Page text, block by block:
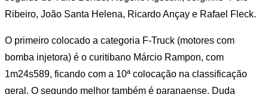
Ribeiro, João Santa Helena, Ricardo Ançay e Rafael Fleck.
O primeiro colocado a categoria F-Truck (motores com
bomba injetora) é o curitibano Márcio Rampon, com
1m24s589, ficando com a 10ª colocação na classificação
geral. O segundo melhor também é paranaense. Duda